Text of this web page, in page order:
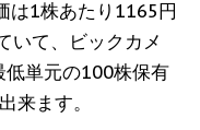
は1株あたり1165円
いて、ビックカメ
単元の100株保有
来ます。